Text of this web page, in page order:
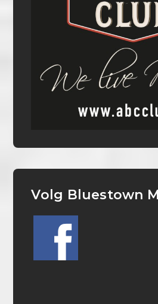
Volg Bluestown